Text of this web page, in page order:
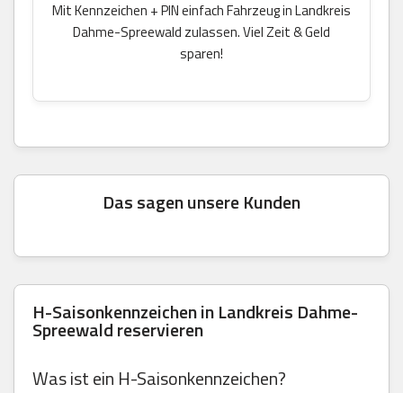
Mit Kennzeichen + PIN einfach Fahrzeug in Landkreis
Dahme-Spreewald zulassen. Viel Zeit & Geld
sparen!
Das sagen unsere Kunden
H-Saisonkennzeichen in Landkreis Dahme-
Spreewald reservieren
Was ist ein H-Saisonkennzeichen?